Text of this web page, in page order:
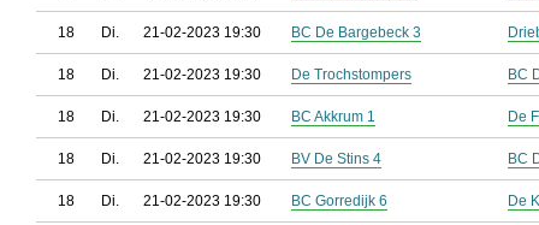
18 Di. 21-02-2023 19:30 BC De Bargebeck 3
18 Di. 21-02-2023 19:30 De Trochstompers BC
18 Di. 21-02-2023 19:30 BC Akkrum 1 De
18 Di. 21-02-2023 19:30 BV De Stins 4 BC
18 Di. 21-02-2023 19:30 BC Gorredijk 6 De